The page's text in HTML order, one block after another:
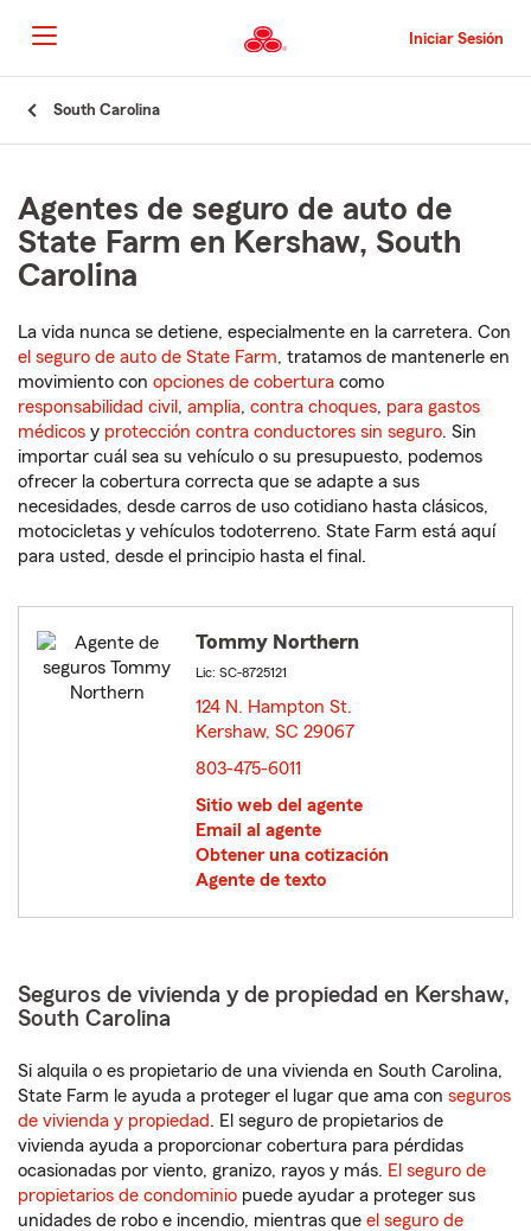
al
contenido
principal
Iniciar Sesión
South Carolina
Agentes de seguro de auto de
State Farm en Kershaw, South
Carolina
La vida nunca se detiene, especialmente en la carretera. Con
el seguro de auto de State Farm, tratamos de mantenerle en
movimiento con opciones de cobertura como
responsabilidad civil , amplia, contra choques, para gastos
médicos y protección contra conductores sin seguro. Sin
importar cuál sea su vehículo o su presupuesto, podemos
ofrecer la cobertura correcta que se adapte a sus
necesidades, desde carros de uso cotidiano hasta clásicos,
motocicletas y vehículos todoterreno. State Farm está aquí
para usted, desde el principio hasta el final.
Tommy Northern
Lic: SC-8725121
124 N. Hampton St.
Kershaw, SC 29067
803-475-6011
Sitio web del agente
Email al agente
Obtener una cotización
Agente de texto
Seguros de vivienda y de propiedad en Kershaw,
South Carolina
Si alquila o es propietario de una vivienda en South Carolina,
State Farm le ayuda a proteger el lugar que ama con seguros
de vivienda y propiedad. El seguro de propietarios de
vivienda ayuda a proporcionar cobertura para pérdidas
ocasionadas por viento, granizo, rayos y más. El seguro de
propietarios de condominio puede ayudar a proteger sus
unidades de robo e incendio, mientras que el seguro de